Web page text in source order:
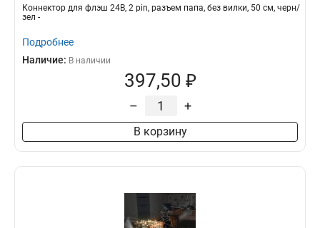
Коннектор для флэш 24В, 2 pin, разъем папа, без вилки, 50 см, черн/
зел -
Подробнее
Наличие: В наличии
397,50 ₽
– +
В корзину